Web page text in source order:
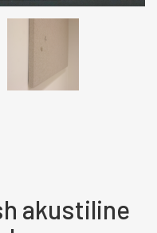
akustiline